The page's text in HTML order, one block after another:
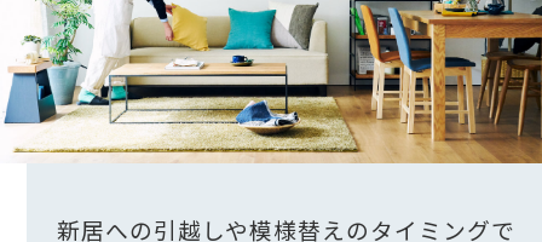
新居への引越しや模様替えのタイミングで